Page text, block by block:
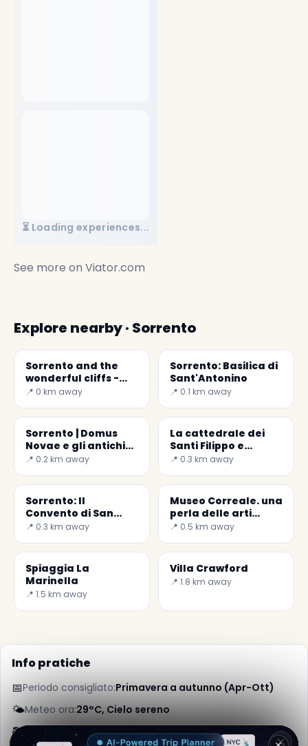
⏳ Loading experiences...
See more on Viator.com
Explore nearby · Sorrento
Sorrento and the
wonderful cliffs -
Secret World
📍 0 km away
Sorrento: Basilica di
Sant'Antonino
📍 0.1 km away
Sorrento | Domus
Novae e gli antichi
sedili nobiliari
📍 0.2 km away
La cattedrale dei
Santi Filippo e
Giacomo in Sorrento
📍 0.3 km away
Sorrento: Il
Convento di San
Francesco d'Assisi
📍 0.3 km away
Museo Correale. una
perla delle arti
minori
📍 0.5 km away
Spiaggia La
Marinella
📍 1.5 km away
Villa Crawford
📍 1.8 km away
Info pratiche
📅Periodo consigliato:Primavera a autunno (Apr-Ott)
🌤️Meteo ora:29°C, Cielo sereno
📚 Maggiori info su Wikipedia